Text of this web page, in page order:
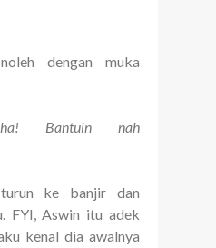
dengan muka
Bantuin nah
ke banjir dan
FYI, Aswin itu adek
kenal dia awalnya